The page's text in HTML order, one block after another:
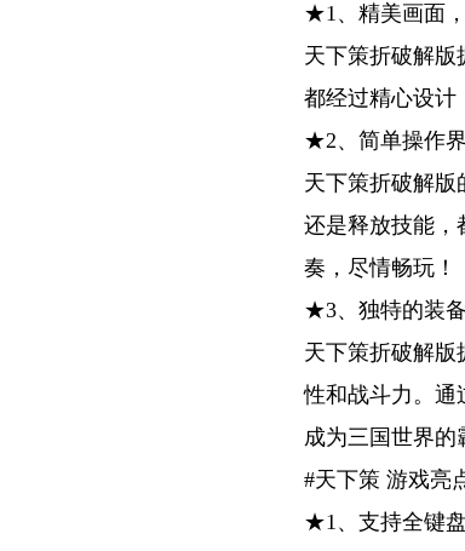
★1、精美画面
天下策折破解版
都经过精心设计
★2、简单操作
天下策折破解版
还是释放技能，
奏，尽情畅玩！
★3、独特的装
天下策折破解版
性和战斗力。通
成为三国世界的
#天下策 游戏亮
★1、支持全键